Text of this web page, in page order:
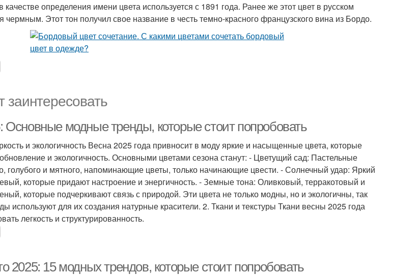
определения имени цвета используется с 1891 года. Ранее же этот цвет в русском
чермным. Этот тон получил свое название в честь темно-красного французского вина из Бордо.
Основные модные тренды, которые стоит попробовать
и экологичность Весна 2025 года привносит в моду яркие и насыщенные цвета, которые
и экологичность. Основными цветами сезона станут: - Цветущий сад: Пастельные
голубого и мятного, напоминающие цветы, только начинающие цвести. - Солнечный удар: Яркий
которые придают настроение и энергичность. - Земные тона: Оливковый, терракотовый и
которые подчеркивают связь с природой. Эти цвета не только модны, но и экологичны, так
используют для их создания натурные красители. 2. Ткани и текстуры Ткани весны 2025 года
легкость и структурированность.
2025: 15 модных трендов, которые стоит попробовать